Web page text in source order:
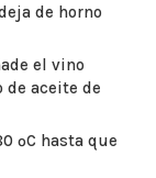
de horno
el vino
aceite de
ºC hasta que